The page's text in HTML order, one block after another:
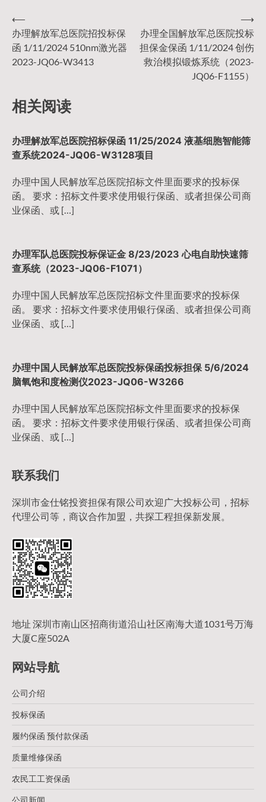
文
章
导
⟵
办理解放军总医院招投标保
函 1/11/2024 510nm激光器
2023-JQ06-W3413
办理全国解放军总医院投标
担保金保函 1/11/2024 创伤
救治模拟锻炼系统（2023-
JQ06-F1155）
⟶
相关阅读
办理解放军总医院招标保函 11/25/2024 液基细胞智能筛
查系统2024-JQ06-W3128项目
办理中国人民解放军总医院招标文件里面要求的投标保
函。 要求：招标文件要求使用银行保函、或者担保公司商
业保函、或 […]
办理军队总医院投标保证金 8/23/2023 心电自助快速筛
查系统（2023-JQ06-F1071）
办理中国人民解放军总医院招标文件里面要求的投标保
函。 要求：招标文件要求使用银行保函、或者担保公司商
业保函、或 […]
办理中国人民解放军总医院投标保函投标担保 5/6/2024
脑氧饱和度检测仪2023-JQ06-W3266
办理中国人民解放军总医院招标文件里面要求的投标保
函。 要求：招标文件要求使用银行保函、或者担保公司商
业保函、或 […]
联系我们
深圳市金仕铭投资担保有限公司欢迎广大投标公司，招标
代理公司等，商议合作加盟，共探工程担保新发展。
地址 深圳市南山区招商街道沿山社区南海大道1031号万海
大厦C座502A
网站导航
公司介绍
投标保函
履约保函 预付款保函
质量维修保函
农民工工资保函